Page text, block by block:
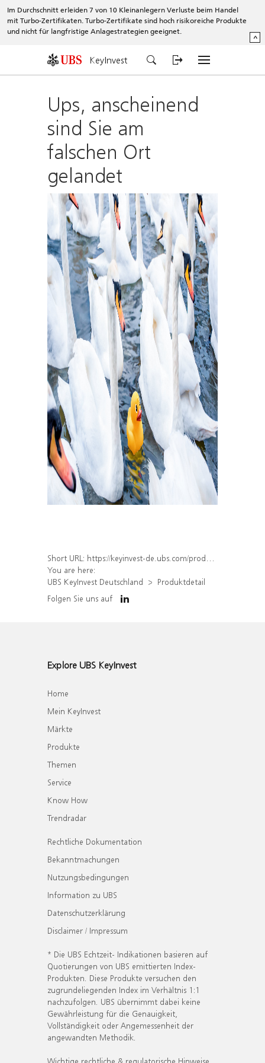
Im Durchschnitt erleiden 7 von 10 Kleinanlegern Verluste beim Handel
mit Turbo-Zertifikaten. Turbo-Zertifikate sind hoch risikoreiche Produkte
und nicht für langfristige Anlagestrategien geeignet.
^
KeyInvest
Ups, anscheinend
sind Sie am
falschen Ort
gelandet
Short URL: https://keyinvest-de.ubs.com/produkt/detail/index/isin/DE000WA6BY69
You are here:
UBS KeyInvest Deutschland
Produktdetail
Folgen Sie uns auf
Explore UBS KeyInvest
Home
Mein KeyInvest
Märkte
Produkte
Themen
Service
Know How
Trendradar
Rechtliche Dokumentation
Bekanntmachungen
Nutzungsbedingungen
Information zu UBS
Datenschutzerklärung
Disclaimer / Impressum
* Die UBS Echtzeit- Indikationen basieren auf
Quotierungen von UBS emittierten Index-
Produkten. Diese Produkte versuchen den
zugrundeliegenden Index im Verhältnis 1:1
nachzufolgen. UBS übernimmt dabei keine
Gewährleistung für die Genauigkeit,
Vollständigkeit oder Angemessenheit der
angewandten Methodik.